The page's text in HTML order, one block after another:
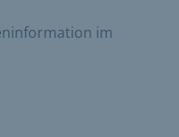
im